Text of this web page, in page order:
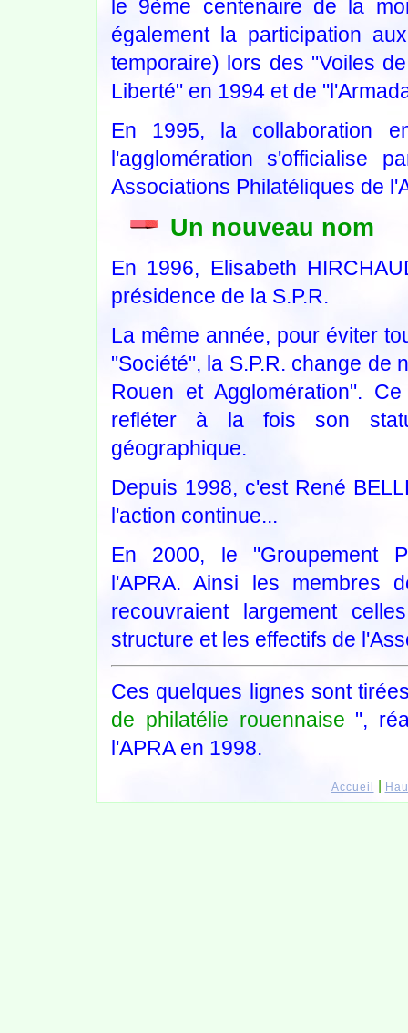
le 9ème centenaire de la
également la participation
temporaire) lors des "Voiles
Liberté" en 1994 et de
En 1995, la collaboration
l'agglomération s'officialise
Associations Philatéliques de
Un nouveau nom
En 1996, Elisabeth
présidence de la S.P.R.
La même année, pour éviter
"Société", la S.P.R. change de
Rouen et Agglomération".
refléter à la fois son
géographique.
Depuis 1998, c'est René
l'action continue...
En 2000, le "Groupement
l'APRA. Ainsi les membres
recouvraient largement
structure et les effectifs de
Ces quelques lignes sont
de philatélie rouennaise ",
l'APRA en 1998.
Accueil